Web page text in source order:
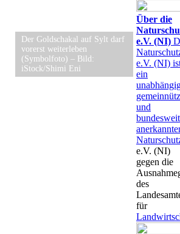
Der Goldschakal auf Sylt darf
vorerst weiterleben
(Symbolfoto) – Bild:
iStock/Shimi Eni
Über die
e.V. (NI)
e.V. (NI)
ein
und
bundesweit
e.V. (NI)
gegen die
des
für